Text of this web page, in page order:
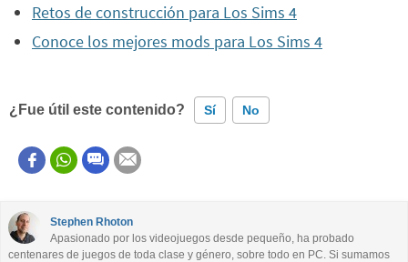
Retos de construcción para Los Sims 4
Conoce los mejores mods para Los Sims 4
¿Fue útil este contenido? Sí No
Este contenido contiene información incorrecta
Otro
Stephen Rhoton
Apasionado por los videojuegos desde pequeño, ha probado
centenares de juegos de toda clase y género, sobre todo en PC. Si sumamos